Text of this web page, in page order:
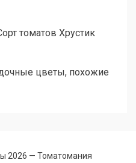
томатов Хрустик
цветы, похожие
2026 — Томатомания